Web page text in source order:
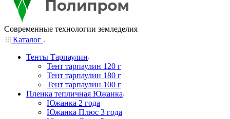
Современные технологии земледелия
Каталог
Тенты Тарпаулин
Тент тарпаулин 120 г
Тент тарпаулин 180 г
Тент тарпаулин 100 г
Пленка тепличная Южанка
Южанка 2 года
Южанка Плюс 3 года